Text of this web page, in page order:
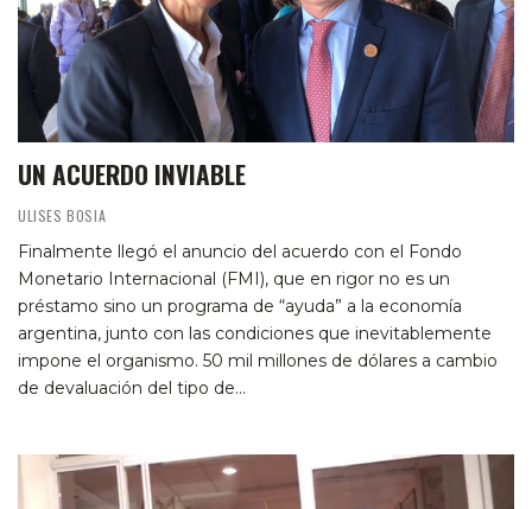
UN ACUERDO INVIABLE
ULISES BOSIA
Finalmente llegó el anuncio del acuerdo con el Fondo
Monetario Internacional (FMI), que en rigor no es un
préstamo sino un programa de “ayuda” a la economía
argentina, junto con las condiciones que inevitablemente
impone el organismo. 50 mil millones de dólares a cambio
de devaluación del tipo de…